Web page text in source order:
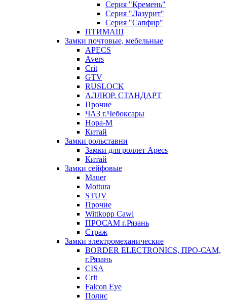
Серия "Кремень"
Серия "Лазурит"
Серия "Сапфир"
ПТИМАШ
Замки почтовые, мебельные
APECS
Avers
Crit
GTV
RUSLOCK
АЛЛЮР, СТАНДАРТ
Прочие
ЧАЗ г.Чебоксары
Нора-М
Китай
Замки рольставни
Замки для роллет Apecs
Китай
Замки сейфовые
Mauer
Mottura
STUV
Прочие
Wittkopp Cawi
ПРОСАМ г.Рязань
Страж
Замки электромеханические
BORDER ELECTRONICS, ПРО-САМ,
г.Рязань
CISA
Crit
Falcon Eye
Полис